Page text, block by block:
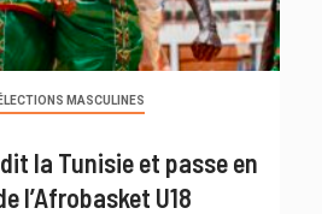
MASCULINES
la Tunisie et passe en
l’Afrobasket U18